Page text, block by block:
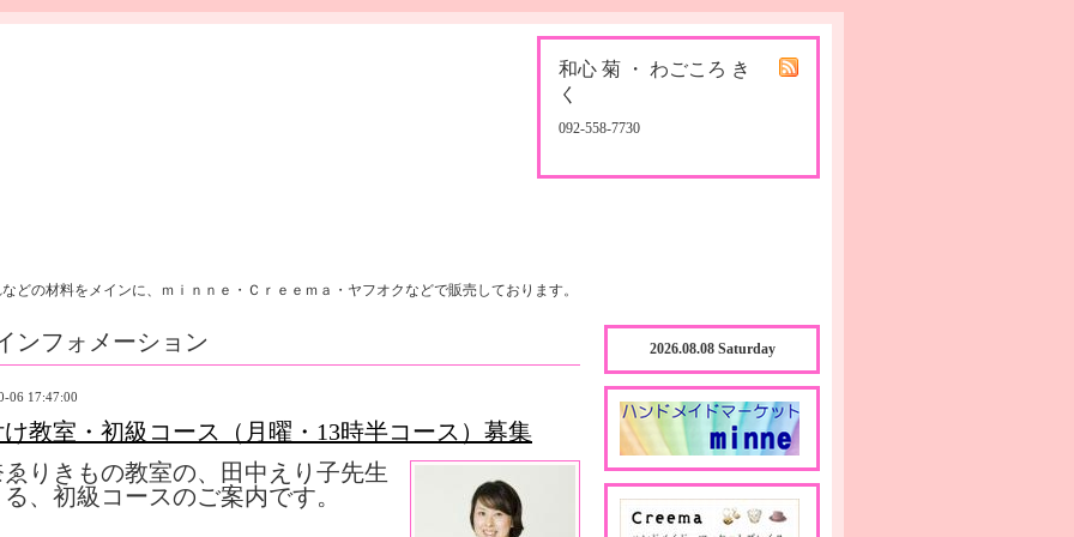
和心 菊 ・ わごころ き
く
092-558-7730
どの材料をメインに、ｍｉｎｎｅ・Ｃｒｅｅｍａ・ヤフオクなどで販売しております。
ンフォメーション
06 17:47:00
教室・初級コース（月曜・13時半コース）募集
りきもの教室の、田中えり子先生
、初級コースのご案内です。
2026.08.08 Saturday